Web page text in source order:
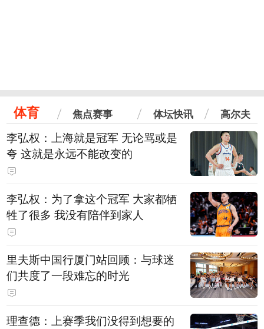
体育 焦点赛事 体坛快讯 高尔夫
李弘权：上海就是冠军 无论骂或是
夸 这就是永远不能改变的
李弘权：为了拿这个冠军 大家都牺
牲了很多 我没有陪伴到家人
里夫斯中国行厦门站回顾：与球迷
们共度了一段难忘的时光
理查德：上赛季我们没得到想要的